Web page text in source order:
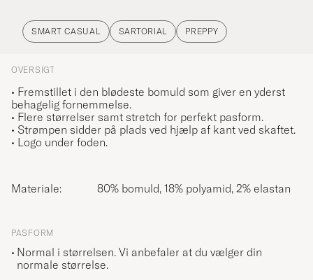
SMART CASUAL SARTORIAL PREPPY
OVERSIGT
• Fremstillet i den blødeste bomuld som giver en yderst
behagelig fornemmelse.
• Flere størrelser samt stretch for perfekt pasform.
• Strømpen sidder på plads ved hjælp af kant ved skaftet.
• Logo under foden.
Materiale: 80% bomuld, 18% polyamid, 2% elastan
PASFORM
Normal i størrelsen. Vi anbefaler at du vælger din
normale størrelse.